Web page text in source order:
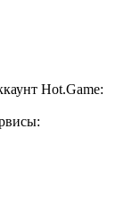
Hot.Game: